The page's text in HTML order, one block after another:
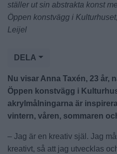
ställer ut sin abstrakta konst
Öppen konstvägg i
Leijel
DELA
Nu visar Anna Taxén, 23 år,
Öppen konstvägg i
akrylmålningarna är
vintern, våren, sommaren
– Jag är en kreativ själ. Jag
kreativt, så att jag utvecklas